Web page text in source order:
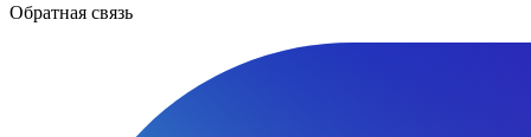
Обратная связь